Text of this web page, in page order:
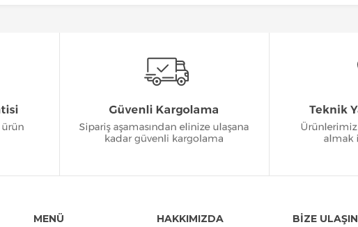
MENÜ HAKKIMIZDA BİZE ULAŞIN